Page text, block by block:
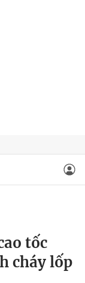
tốc
cháy lốp